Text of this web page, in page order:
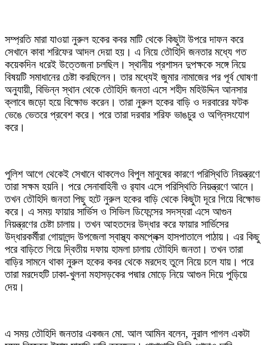
সম্প্রতি মারা যাওয়া নুরুল হকের কবর মাটি থেকে কিছুটা উপরে দাফন করে
সেখানে কাবা শরিফের আদল দেয়া হয়। এ নিয়ে তৌহিদি জনতার মধ্যে গত
কয়েকদিন ধরেই উত্তেজনা চলছিল। স্থানীয় প্রশাসন দুপক্ষকে সঙ্গে নিয়ে
বিষয়টি সমাধানের চেষ্টা করছিলেন। তার মধ্যেই জুমার নামাজের পর পূর্ব ঘোষণা
অনুযায়ী, বিভিন্ন স্থান থেকে তৌহিদি জনতা এসে শহীদ মহিউদ্দিন আনসার
ক্লাবে জড়ো হয়ে বিক্ষোভ করেন। তারা নুরুল হকের বাড়ি ও দরবারের ফটক
ভেঙে ভেতরে প্রবেশ করে। পরে তারা দরবার শরিফ ভাঙচুর ও অগ্নিসংযোগ
করে।
পুলিশ আগে থেকেই সেখানে থাকলেও বিপুল মানুষের কারণে পরিস্থিতি নিয়ন্ত্রণে
তারা সক্ষম হয়নি। পরে সেনাবাহিনী ও র‌্যাব এসে পরিস্থিতি নিয়ন্ত্রণে আনে।
তখন তৌহিদি জনতা পিছু হটে নুরুল হকের বাড়ি থেকে কিছুটা দূরে গিয়ে বিক্ষোভ
করে। এ সময় ফায়ার সার্ভিস ও সিভিল ডিফেন্সের সদস্যরা এসে আগুন
নিয়ন্ত্রণের চেষ্টা চালায়। তখন আহতদের উদ্ধার করে ফায়ার সার্ভিসের
উদ্ধারকর্মীরা গোয়ালন্দ উপজেলা স্বাস্থ্য কমপ্লেক্স হাসপাতালে পাঠায়। এর কিছু
পরে বাড়িতে গিয়ে দ্বিতীয় দফায় হামলা চালায় তৌহিদি জনতা। তখন তারা
বাড়ির সামনে থাকা নুরুল হকের কবর থেকে মরদেহ তুলে নিয়ে চলে যায়। পরে
তারা মরদেহটি ঢাকা-খুলনা মহাসড়কের পদ্মার মোড়ে নিয়ে আগুন দিয়ে পুড়িয়ে
দেয়।
এ সময় তৌহিদি জনতার একজন মো. আল আমিন বলেন, নুরাল পাগল একটা